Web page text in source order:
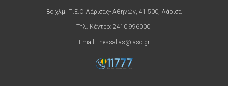
8ο χλμ. Π.Ε.Ο Λάρισας- Αθηνών, 41 500, Λάρισα
Τηλ. Κέντρο: 2410 996000,
Email: thessalias@Iaso.gr